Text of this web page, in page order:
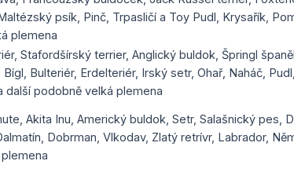
psík, Pinč, Trpasličí a Toy Pudl, Krysařík,
plemena
Stafordšírský terrier, Anglický buldok, Špringl
Bulteriér, Erdelteriér, Irský setr, Ohař, Naháč,
další podobně velká plemena
Akita Inu, Americký buldok, Setr, Salašnický pes,
Dobrman, Vlkodav, Zlatý retrívr, Labrador,